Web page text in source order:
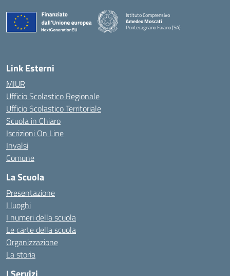
Istituto Comprensivo
Amedeo Moscati
Pontecagnano Faiano (SA)
— Visita la pagina iniziale della scuola
Link Esterni
MIUR
Ufficio Scolastico Regionale
Ufficio Scolastico Territoriale
Scuola in Chiaro
Iscrizioni On Line
Invalsi
Comune
La Scuola
Presentazione
I luoghi
I numeri della scuola
Le carte della scuola
Organizzazione
La storia